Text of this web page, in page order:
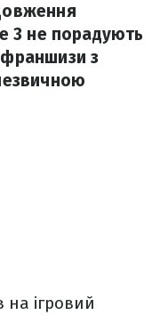
3 не порадують
з
ігровий